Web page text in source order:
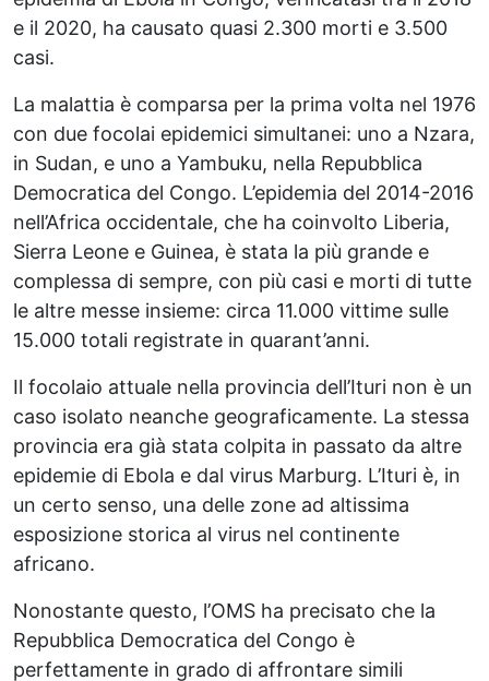
e il 2020, ha causato quasi 2.300 morti e 3.500
casi.
La malattia è comparsa per la prima volta nel 1976
con due focolai epidemici simultanei: uno a Nzara,
in Sudan, e uno a Yambuku, nella Repubblica
Democratica del Congo. L’epidemia del 2014-2016
nell’Africa occidentale, che ha coinvolto Liberia,
Sierra Leone e Guinea, è stata la più grande e
complessa di sempre, con più casi e morti di tutte
le altre messe insieme: circa 11.000 vittime sulle
15.000 totali registrate in quarant’anni.
Il focolaio attuale nella provincia dell’Ituri non è un
caso isolato neanche geograficamente. La stessa
provincia era già stata colpita in passato da altre
epidemie di Ebola e dal virus Marburg. L’Ituri è, in
un certo senso, una delle zone ad altissima
esposizione storica al virus nel continente
africano.
Nonostante questo, l’OMS ha precisato che la
Repubblica Democratica del Congo è
perfettamente in grado di affrontare simili